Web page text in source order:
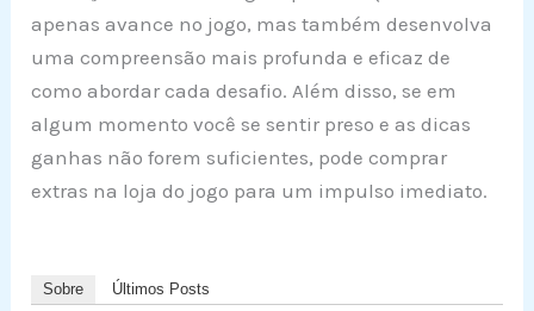
apenas avance no jogo, mas também desenvolva
uma compreensão mais profunda e eficaz de
como abordar cada desafio. Além disso, se em
algum momento você se sentir preso e as dicas
ganhas não forem suficientes, pode comprar
extras na loja do jogo para um impulso imediato.
Sobre Últimos Posts